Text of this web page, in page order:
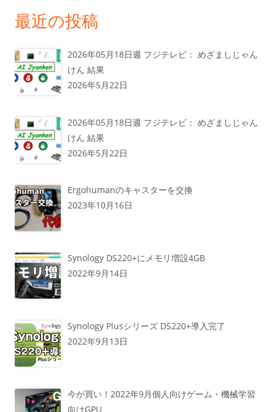
最近の投稿
2026年05月18日週 フジテレビ： めざましじゃん
けん 結果
2026年5月22日
2026年05月18日週 フジテレビ： めざましじゃん
けん 結果
2026年5月22日
Ergohumanのキャスターを交換
2023年10月16日
Synology DS220+にメモリ増設4GB
2022年9月14日
Synology Plusシリーズ DS220+導入完了
2022年9月13日
今が買い！2022年9月個人向けゲーム・機械学習
向けGPU